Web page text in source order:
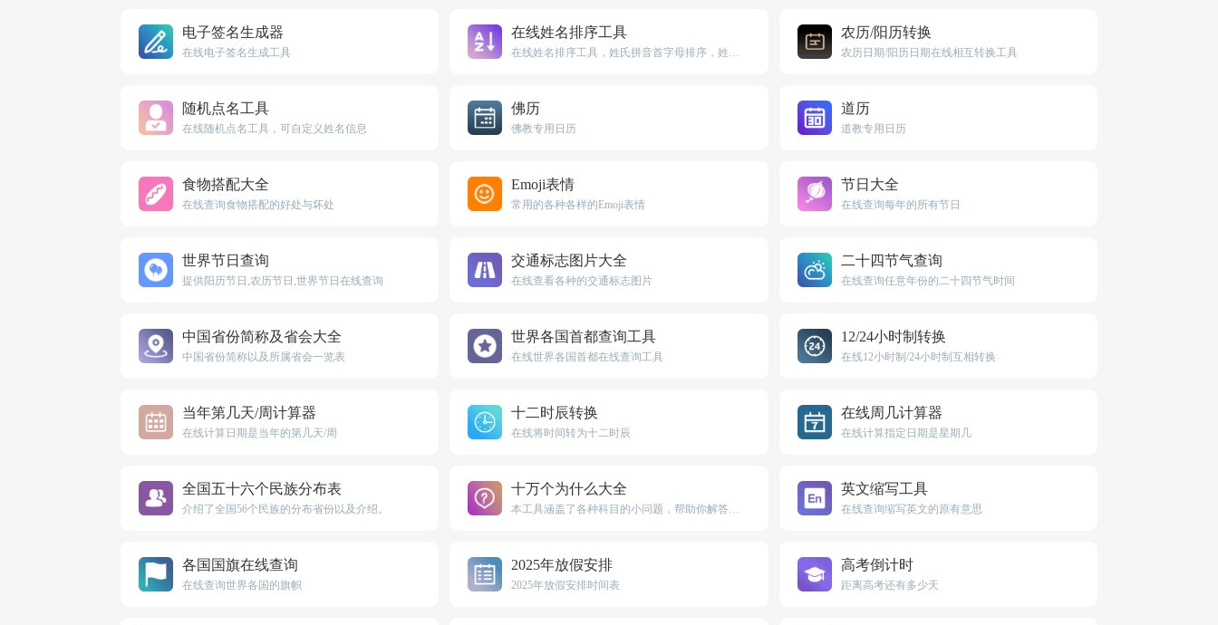
电子签名生成器
在线电子签名生成工具
在线姓名排序工具 农历/阳历转换
农历日期/阳历日期在线相互转换工具
随机点名工具
在线随机点名工具，可自定义姓名信息
佛历
佛教专用日历
道历
道教专用日历
食物搭配大全
在线查询食物搭配的好处与坏处
Emoji表情
常用的各种各样的Emoji表情
节日大全
在线查询每年的所有节日
世界节日查询
提供阳历节日,农历节日,世界节日在线查询
交通标志图片大全
在线查看各种的交通标志图片
二十四节气查询
在线查询任意年份的二十四节气时间
中国省份简称及省会大全
中国省份简称以及所属省会一览表
世界各国首都查询工具
在线世界各国首都在线查询工具
12/24小时制转换
在线12小时制/24小时制互相转换
当年第几天/周计算器
在线计算日期是当年的第几天/周
十二时辰转换
在线将时间转为十二时辰
在线周几计算器
在线计算指定日期是星期几
全国五十六个民族分布表
介绍了全国56个民族的分布省份以及介绍。
十万个为什么大全 英文缩写工具
在线查询缩写英文的原有意思
各国国旗在线查询
在线查询世界各国的旗帜
2025年放假安排
2025年放假安排时间表
高考倒计时
距离高考还有多少天